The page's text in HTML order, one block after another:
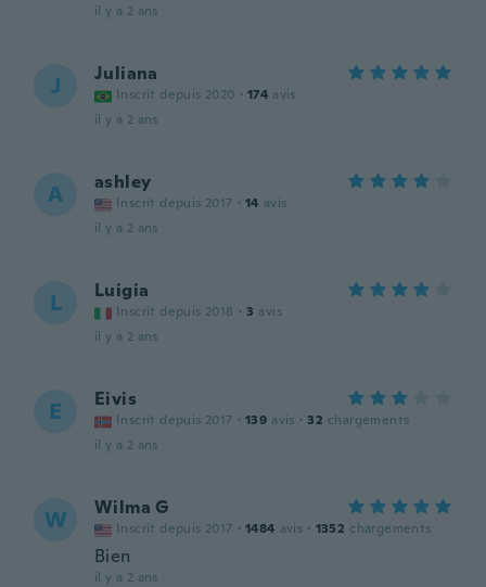
il y a 2 ans
J Juliana
Inscrit depuis 2020 · 174 avis
il y a 2 ans
A ashley
Inscrit depuis 2017 · 14 avis
il y a 2 ans
L Luigia
Inscrit depuis 2018 · 3 avis
il y a 2 ans
E Eivis
Inscrit depuis 2017 · 139 avis · 32 chargements
il y a 2 ans
W Wilma G
Inscrit depuis 2017 · 1484 avis · 1352 chargements
Bien
il y a 2 ans